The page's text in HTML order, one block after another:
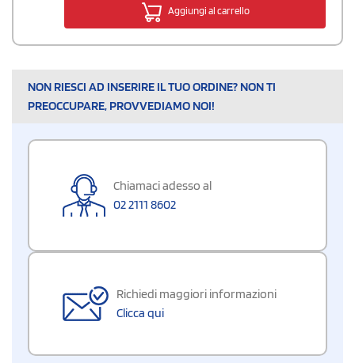
Aggiungi al carrello
NON RIESCI AD INSERIRE IL TUO ORDINE? NON TI
PREOCCUPARE, PROVVEDIAMO NOI!
Chiamaci adesso al
02 2111 8602
Richiedi maggiori informazioni
Clicca qui